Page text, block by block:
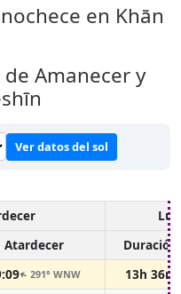
en Khān
Amanecer y
Ver datos del sol
Atardecer
Duración
↑291° WNW
13h 36m